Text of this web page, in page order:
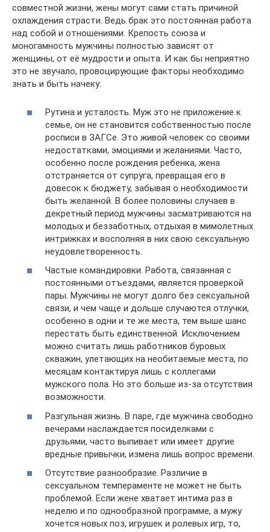
совместной жизни, жены могут сами стать причиной
охлаждения страсти. Ведь брак это постоянная работа
над собой и отношениями. Крепость союза и
моногамность мужчины полностью зависят от
женщины, от её мудрости и опыта. И как бы неприятно
это не звучало, провоцирующие факторы необходимо
знать и быть начеку:
Рутина и усталость. Муж это не приложение к
семье, он не становится собственностью после
росписи в ЗАГСе. Это живой человек со своими
недостатками, эмоциями и желаниями. Часто,
особенно после рождения ребенка, жена
отстраняется от супруга, превращая его в
довесок к бюджету, забывая о необходимости
быть желанной. В более половины случаев в
декретный период мужчины засматриваются на
молодых и беззаботных, отдыхая в мимолетных
интрижках и восполняя в них свою сексуальную
неудовлетворенность.
Частые командировки. Работа, связанная с
постоянными отъездами, является проверкой
пары. Мужчины не могут долго без сексуальной
связи, и чем чаще и дольше случаются отлучки,
особенно в одни и те же места, тем выше шанс
перестать быть единственной. Исключением
можно считать лишь работников буровых
скважин, улетающих на необитаемые места, по
месяцам контактируя лишь с коллегами
мужского пола. Но это больше из-за отсутствия
возможности.
Разгульная жизнь. В паре, где мужчина свободно
вечерами наслаждается посиделками с
друзьями, часто выпивает или имеет другие
вредные привычки, измена лишь вопрос времени.
Отсутствие разнообразие. Различие в
сексуальном темпераменте не может не быть
проблемой. Если жене хватает интима раз в
неделю и по однообразной программе, а мужу
хочется новых поз, игрушек и ролевых игр, то,